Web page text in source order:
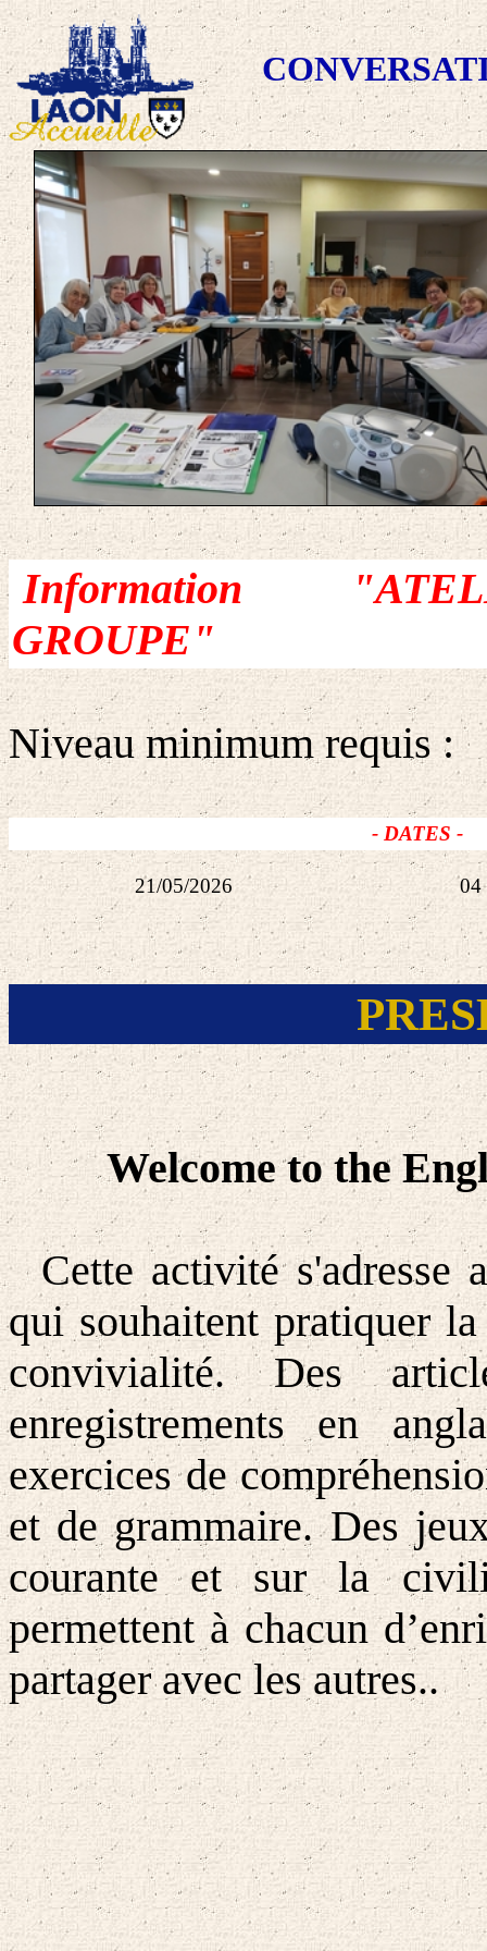
Information
GROUPE"
Niveau minimum requis :
- DATES -
21/05/2026 04
Welcome to the
Cette activité s'adresse
qui souhaitent pratiquer
convivialité. Des
enregistrements en
exercices de
et de grammaire. Des
courante et sur la
permettent à chacun
partager avec les autres..